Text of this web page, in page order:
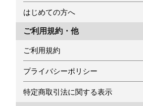
はじめての方へ
ご利用規約・他
ご利用規約
プライバシーポリシー
特定商取引法に関する表示